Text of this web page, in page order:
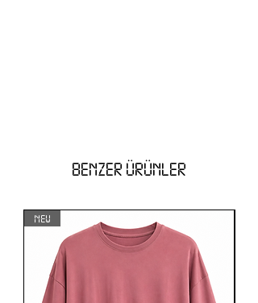
BENZER ÜRÜNLER
NEW